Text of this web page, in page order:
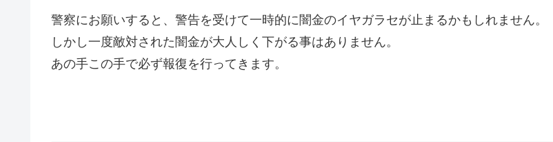
警察にお願いすると、警告を受けて一時的に闇金のイヤガラセが止まるかもしれません。
しかし一度敵対された闇金が大人しく下がる事はありません。
あの手この手で必ず報復を行ってきます。